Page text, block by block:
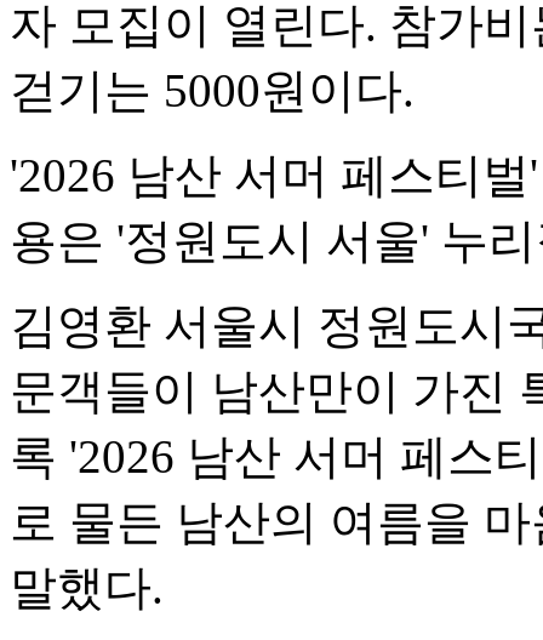
자 모집이 열린다. 참가
걷기는 5000원이다.
'2026 남산 서머 페스티
용은 '정원도시 서울' 누
김영환 서울시 정원도시
문객들이 남산만이 가진
록 '2026 남산 서머 페스
로 물든 남산의 여름을
말했다.